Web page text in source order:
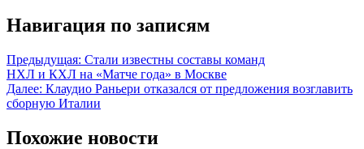
Навигация по записям
Предыдущая: Стали известны составы команд
НХЛ и КХЛ на «Матче года» в Москве
Далее: Клаудио Раньери отказался от предложения возглавить
сборную Италии
Похожие новости